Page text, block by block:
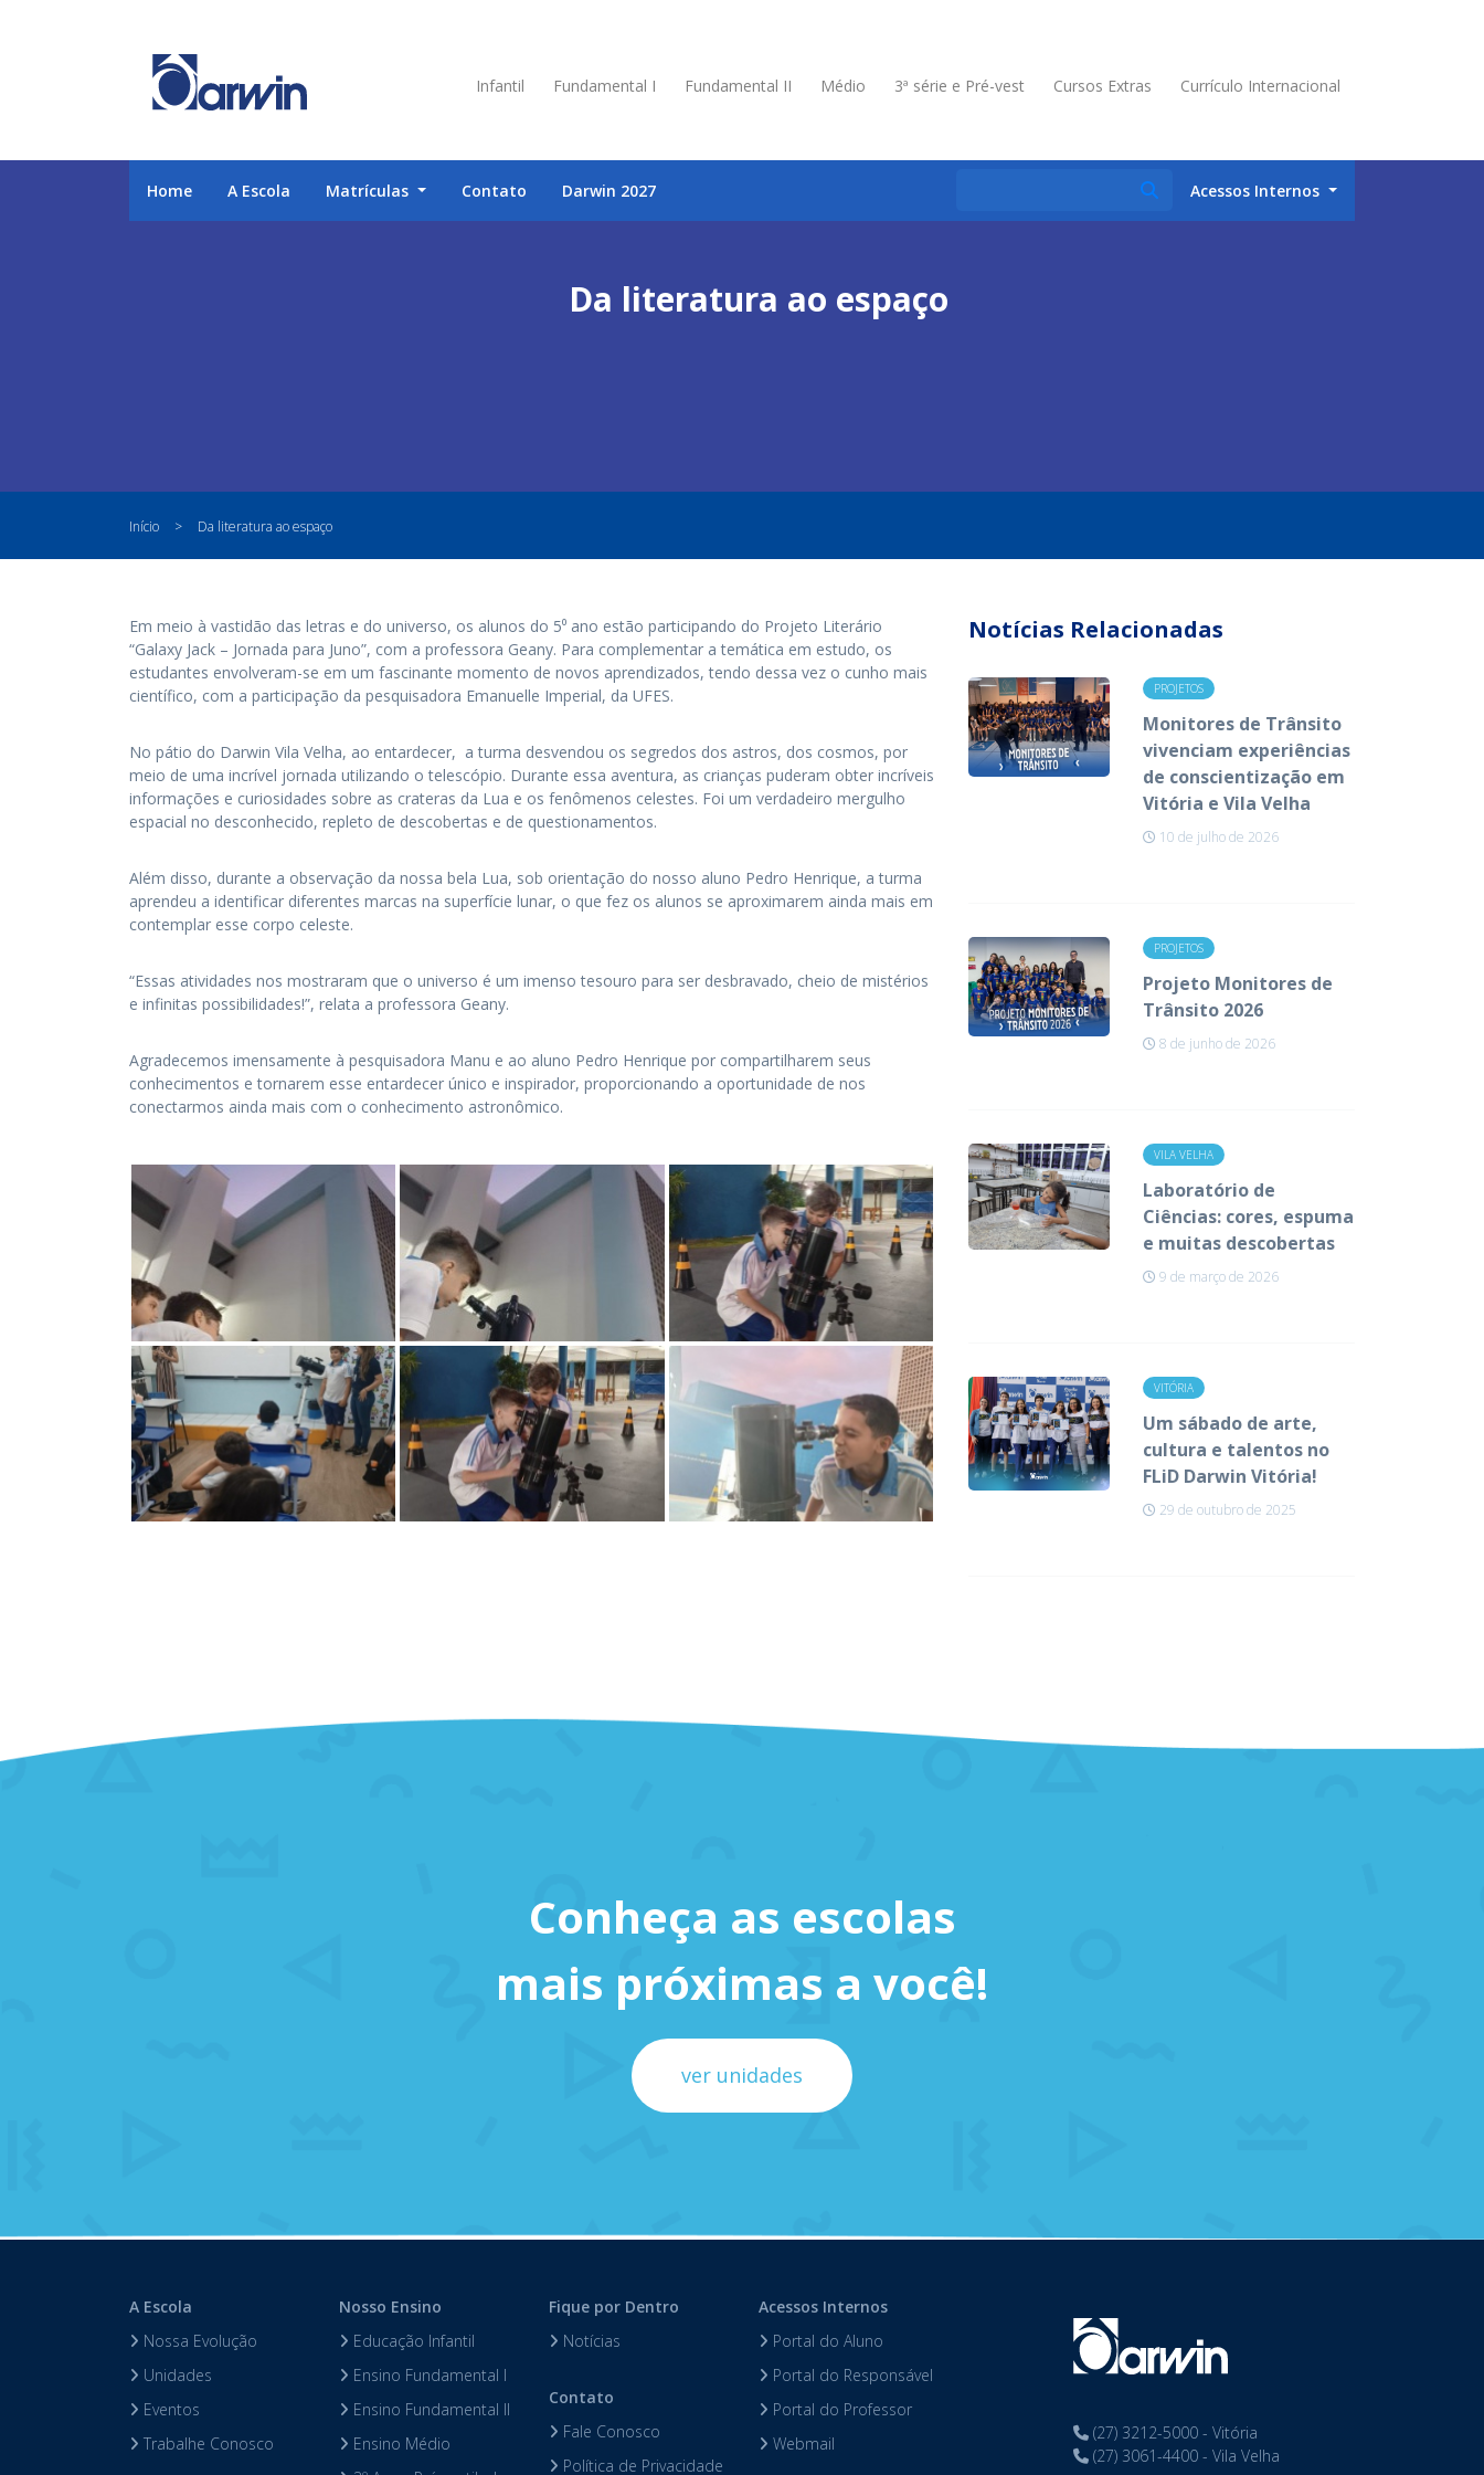
Infantil Fundamental I Fundamental II Médio 3ª série e Pré-vest Cursos Extras Currículo Internacional
Home A Escola Matrículas Contato Darwin 2027 Acessos Internos
Da literatura ao espaço
Início > Da literatura ao espaço
Em meio à vastidão das letras e do universo, os alunos do 5⁰ ano estão participando do Projeto Literário
“Galaxy Jack – Jornada para Juno”, com a professora Geany. Para complementar a temática em estudo, os
estudantes envolveram-se em um fascinante momento de novos aprendizados, tendo dessa vez o cunho mais
científico, com a participação da pesquisadora Emanuelle Imperial, da UFES.
No pátio do Darwin Vila Velha, ao entardecer, a turma desvendou os segredos dos astros, dos cosmos, por
meio de uma incrível jornada utilizando o telescópio. Durante essa aventura, as crianças puderam obter incríveis
informações e curiosidades sobre as crateras da Lua e os fenômenos celestes. Foi um verdadeiro mergulho
espacial no desconhecido, repleto de descobertas e de questionamentos.
Além disso, durante a observação da nossa bela Lua, sob orientação do nosso aluno Pedro Henrique, a turma
aprendeu a identificar diferentes marcas na superfície lunar, o que fez os alunos se aproximarem ainda mais em
contemplar esse corpo celeste.
“Essas atividades nos mostraram que o universo é um imenso tesouro para ser desbravado, cheio de mistérios
e infinitas possibilidades!”, relata a professora Geany.
Agradecemos imensamente à pesquisadora Manu e ao aluno Pedro Henrique por compartilharem seus
conhecimentos e tornarem esse entardecer único e inspirador, proporcionando a oportunidade de nos
conectarmos ainda mais com o conhecimento astronômico.
Notícias Relacionadas
PROJETOS
Monitores de Trânsito
vivenciam experiências
de conscientização em
Vitória e Vila Velha
10 de julho de 2026
PROJETOS
Projeto Monitores de
Trânsito 2026
8 de junho de 2026
VILA VELHA
Laboratório de
Ciências: cores, espuma
e muitas descobertas
9 de março de 2026
VITÓRIA
Um sábado de arte,
cultura e talentos no
FLiD Darwin Vitória!
29 de outubro de 2025
Conheça as escolas
mais próximas a você!
ver unidades
A Escola
Nossa Evolução
Unidades
Eventos
Trabalhe Conosco
Nosso Ensino
Educação Infantil
Ensino Fundamental I
Ensino Fundamental II
Ensino Médio
Fique por Dentro
Notícias
Contato
Fale Conosco
Política de Privacidade
Acessos Internos
Portal do Aluno
Portal do Responsável
Portal do Professor
Webmail
(27) 3212-5000 - Vitória
(27) 3061-4400 - Vila Velha